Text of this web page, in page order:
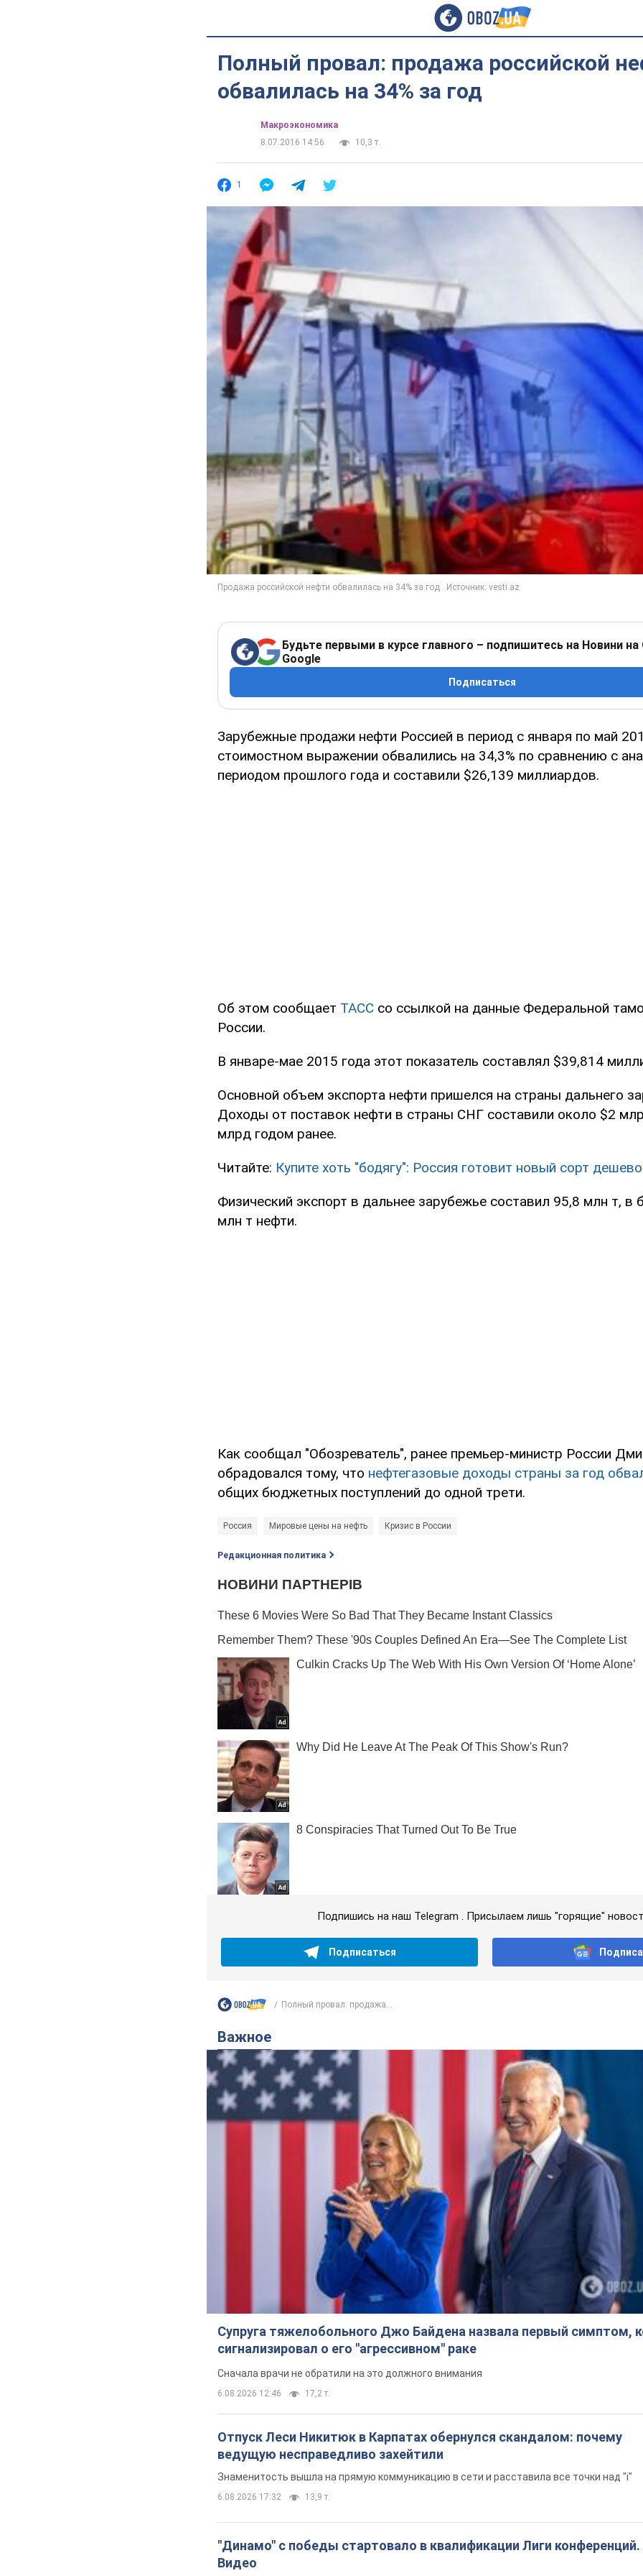
Полный провал: продажа российской
обвалилась на 34% за год
Mакроэкономика
8.07.2016 14:56
10,3 т.
1
Будьте первыми в курсе главного – подпишитесь на Новини на
Google
Подписаться
Зарубежные продажи нефти Россией в период с января по май
стоимостном выражении обвалились на 34,3% по сравнению с
периодом прошлого года и составили $26,139 миллиардов.
Об этом сообщает ТАСС со ссылкой на данные Федеральной
России.
В январе-мае 2015 года этот показатель составлял $39,814
Основной объем экспорта нефти пришелся на страны дальнего
Доходы от поставок нефти в страны СНГ составили около $2
млрд годом ранее.
Читайте: Купите хоть "бодягу": Россия готовит новый сорт
Физический экспорт в дальнее зарубежье составил 95,8 млн т, в
млн т нефти.
Как сообщал "Обозреватель", ранее премьер-министр России
обрадовался тому, что нефтегазовые доходы страны за год
общих бюджетных поступлений до одной трети.
Россия Мировые цены на нефть Кризис в России
Редакционная политика
Подпишись на наш Telegram . Присылаем лишь "горящие"
Подписаться
Полный провал: продажа...
Важное
Супруга тяжелобольного Джо Байдена назвала первый симптом,
сигнализировал о его "агрессивном" раке
Сначала врачи не обратили на это должного внимания
6.08.2026 12:46 17,2 т.
Отпуск Леси Никитюк в Карпатах обернулся скандалом: почему
ведущую несправедливо захейтили
Знаменитость вышла на прямую коммуникацию в сети и расставила все точки над "i"
6.08.2026 17:32 13,9 т.
"Динамо" с победы стартовало в квалификации Лиги конференций.
Видео